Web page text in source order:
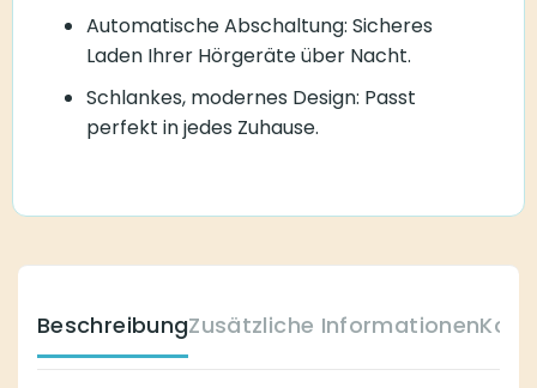
Automatische Abschaltung: Sicheres
Laden Ihrer Hörgeräte über Nacht.
Schlankes, modernes Design: Passt
perfekt in jedes Zuhause.
BeschreibungZusätzliche Informationen